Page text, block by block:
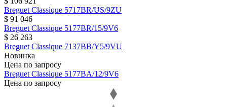
Breguet Classique 5717BR/US/9ZU
$ 91 046
Breguet Classique 5177BR/15/9V6
$ 26 263
Breguet Classique 7137BB/Y5/9VU
Новинка
Цена по запросу
Breguet Classique 5177BA/12/9V6
Цена по запросу